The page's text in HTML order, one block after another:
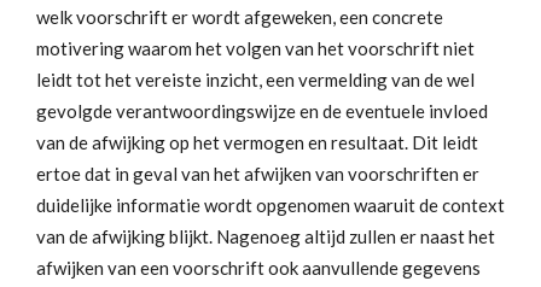
welk voorschrift er wordt afgeweken, een concrete
motivering waarom het volgen van het voorschrift niet
leidt tot het vereiste inzicht, een vermelding van de wel
gevolgde verantwoordingswijze en de eventuele invloed
van de afwijking op het vermogen en resultaat. Dit leidt
ertoe dat in geval van het afwijken van voorschriften er
duidelijke informatie wordt opgenomen waaruit de context
van de afwijking blijkt. Nagenoeg altijd zullen er naast het
afwijken van een voorschrift ook aanvullende gegevens